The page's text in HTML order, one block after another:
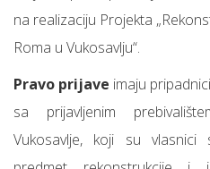
na realizaciju Projekta
Roma u Vukosavlju“.
Pravo prijave imaju
sa prijavljenim
Vukosavlje, koji su